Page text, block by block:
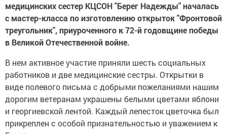
медицинских сестер КЦСОН "Берег Надежды" началась
с мастер-класса по изготовлению открыток "Фронтовой
треугольник", приуроченного к 72-й годовщине победы
в Великой Отечественной войне.
В нем активное участие приняли шесть социальных
работников и две медицинские сестры. Открытки в
виде полевого письма с добрыми пожеланиями нашим
дорогим ветеранам украшены белыми цветами яблони
и георгиевской лентой. Каждый лепесток цветочка был
прикреплен с особой признательностью и уважением к